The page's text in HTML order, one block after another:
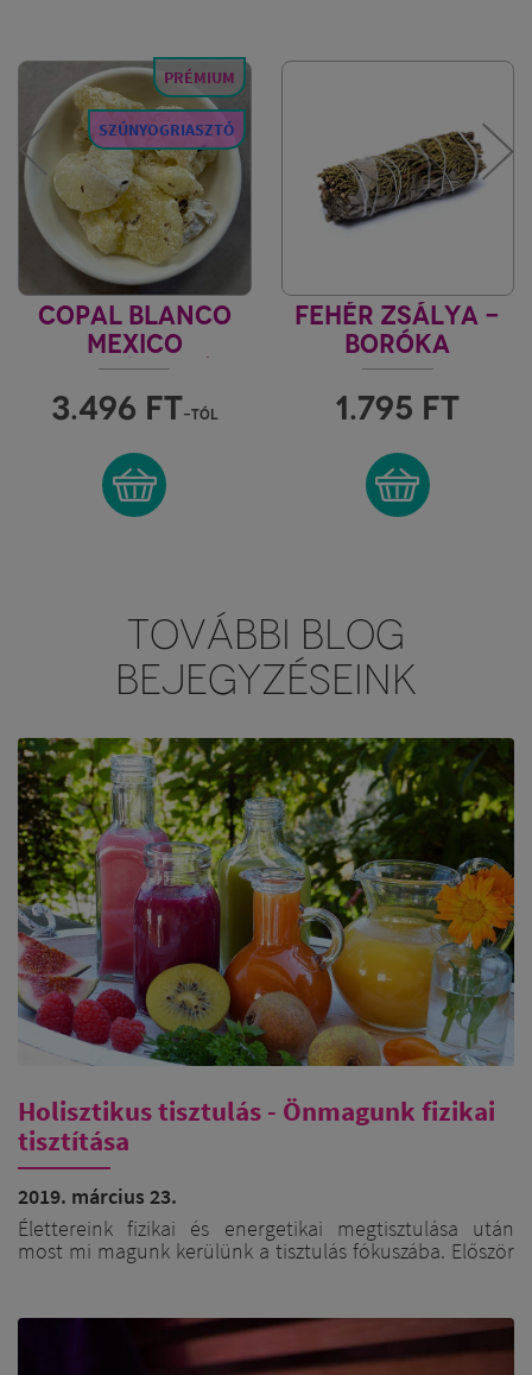
PRÉMIUM
SZÚNYOGRIASZTÓ
COPAL BLANCO
MEXICO
MEXIKÓI FEHÉR
KOPÁL
3.496 FT-tól
FEHÉR ZSÁLYA -
BORÓKA
KÖTEG
1.795 FT
TOVÁBBI BLOG
BEJEGYZÉSEINK
Holisztikus tisztulás - Önmagunk fizikai
tisztítása
2019. március 23.
Élettereink fizikai és energetikai megtisztulása után
most mi magunk kerülünk a tisztulás fókuszába. Először
súlyvesztés. Ebből majdnem “logikusan” levezethető a
második tévhit, miszerint csak a legszigorúbb, levek
és/vagy folyadékok fogyasztására korlátozott böjt az